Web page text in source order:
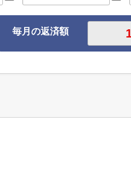
毎月の返済額